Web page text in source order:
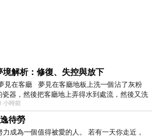
境解析：修復、失控與放下
見在客廳 夢見在客廳地板上洗一個沾了灰粉
瓷器，然後把客廳地上弄得水到處流，然後又洗
頂棒球潮帽，後來發現帽
小時前
待勞
成為一個值得被愛的人。 若有一天你走近，